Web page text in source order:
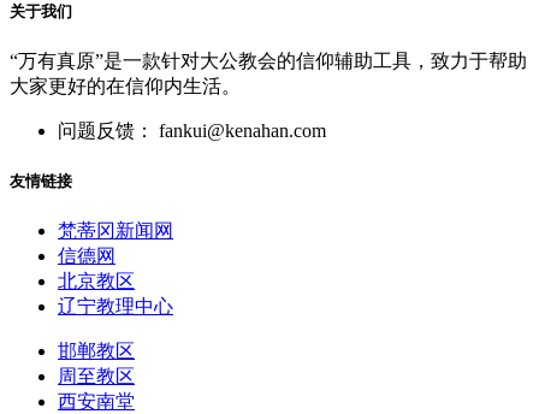
关于我们
“万有真原”是一款针对大公教会的信仰辅助工具，致力于帮助
大家更好的在信仰内生活。
问题反馈： fankui@kenahan.com
友情链接
梵蒂冈新闻网
信德网
北京教区
辽宁教理中心
邯郸教区
周至教区
西安南堂